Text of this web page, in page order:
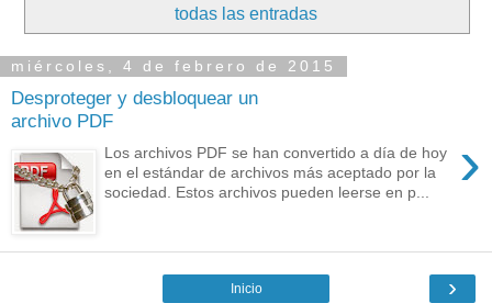
todas las entradas
miércoles, 4 de febrero de 2015
Desproteger y desbloquear un
archivo PDF
›
Los archivos PDF se han convertido a día de hoy
en el estándar de archivos más aceptado por la
sociedad. Estos archivos pueden leerse en p...
›
Inicio